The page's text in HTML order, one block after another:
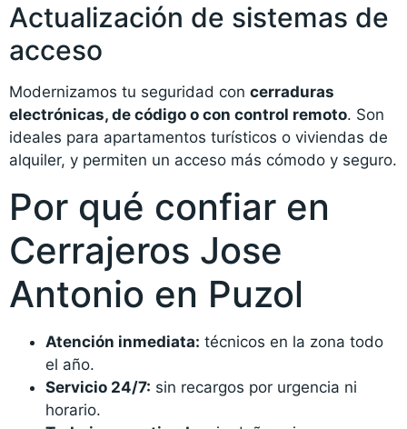
Actualización de sistemas de
acceso
Modernizamos tu seguridad con cerraduras
electrónicas, de código o con control remoto. Son
ideales para apartamentos turísticos o viviendas de
alquiler, y permiten un acceso más cómodo y seguro.
Por qué confiar en
Cerrajeros Jose
Antonio en Puzol
Atención inmediata: técnicos en la zona todo
el año.
Servicio 24/7: sin recargos por urgencia ni
horario.